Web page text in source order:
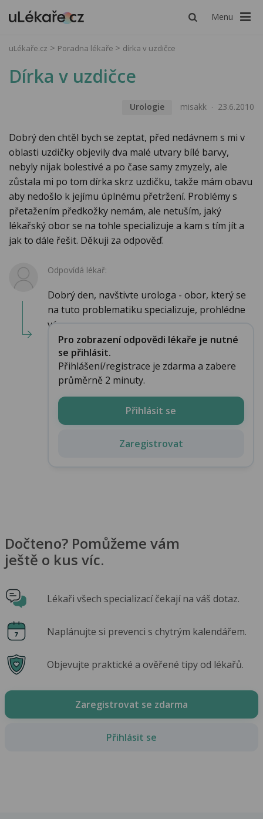
Menu
uLékaře.cz Poradna lékaře dírka v uzdičce
Dírka v uzdičce
Urologie misakk 23.6.2010
Dobrý den chtěl bych se zeptat, před nedávnem s mi v
oblasti uzdičky objevily dva malé utvary bílé barvy,
nebyly nijak bolestivé a po čase samy zmyzely, ale
zůstala mi po tom dírka skrz uzdičku, takže mám obavu
aby nedošlo k jejímu úplnému přetržení. Problémy s
přetažením předkožky nemám, ale netuším, jaký
lékařský obor se na tohle specializuje a kam s tím jít a
jak to dále řešit. Děkuji za odpověď.
Odpovídá lékař:
Dobrý den, navštivte urologa - obor, který se
na tuto problematiku specializuje, prohlédne
vás,...
Pro zobrazení odpovědi lékaře je nutné
se přihlásit.
Přihlášení/registrace je zdarma a zabere
průměrně 2 minuty.
Přihlásit se
Zaregistrovat
Dočteno? Pomůžeme vám
ještě o kus víc.
Lékaři všech specializací čekají na váš dotaz.
Naplánujte si prevenci s chytrým kalendářem.
Objevujte praktické a ověřené tipy od lékařů.
Zaregistrovat se zdarma
Přihlásit se